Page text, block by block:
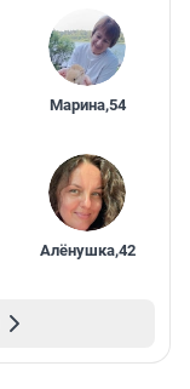
Марина,54
Алёнушка,42